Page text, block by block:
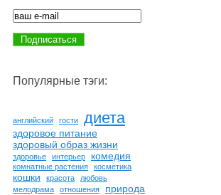
Популярные тэги:
английский гости диета
здоровое питание
здоровый образ жизни
здоровье интерьер комедия
комнатные растения косметика
кошки красота
любовь
мелодрама
отношения природа